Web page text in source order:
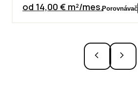
od 14,00 € m²/mes.Porovnávač